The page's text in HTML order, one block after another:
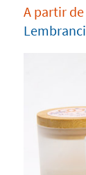
A partir de